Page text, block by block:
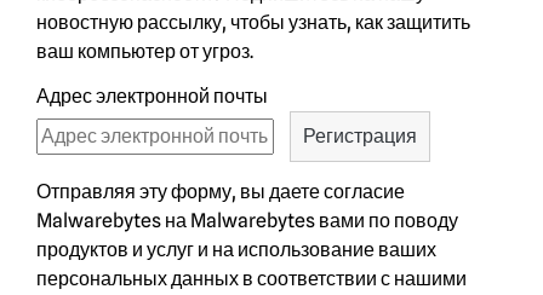
новостную рассылку, чтобы узнать, как защитить
ваш компьютер от угроз.
Адрес электронной почты
Отправляя эту форму, вы даете согласие
Malwarebytes на Malwarebytes вами по поводу
продуктов и услуг и на использование ваших
персональных данных в соответствии с нашими